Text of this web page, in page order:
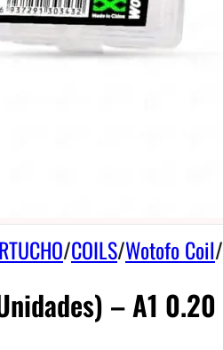
/COILS/Wotofo Coil/
– A1 0.20